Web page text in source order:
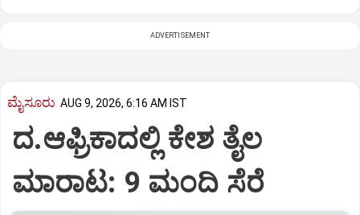
ADVERTISEMENT
ಮೈಸೂರು AUG 9, 2026, 6:16 AM IST
ದ.ಆಫ್ರಿಕಾದಲ್ಲಿ ಕೇಶ ತೈಲ
ಮಾರಾಟ: 9 ಮಂದಿ ಸೆರೆ